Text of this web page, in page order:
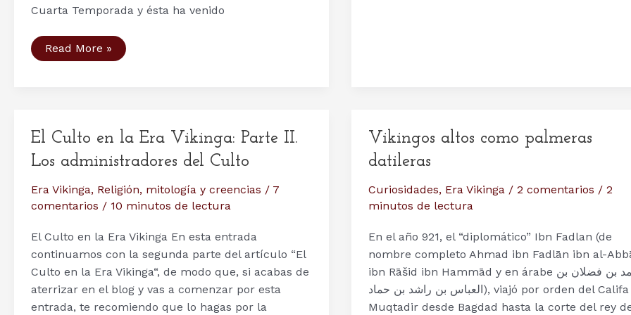
Cuarta Temporada y ésta ha venido
Radio
y
realidad
Read More »
El Culto en la Era Vikinga: Parte II.
Los administradores del Culto
Era Vikinga, Religión, mitología y creencias / 7
comentarios / 10 minutos de lectura
El Culto en la Era Vikinga En esta entrada
continuamos con la segunda parte del artículo “El
Culto en la Era Vikinga“, de modo que, si acabas de
aterrizar en el blog y vas a comenzar por esta
entrada, te recomiendo que lo hagas por la
Vikingos altos como palmeras
datileras
Curiosidades, Era Vikinga/ 2 comentarios / 2
minutos de lectura
En el año 921, el “diplomático” Ibn Fadlan (de
nombre completo Ahmad ibn Fadlān ibn al-
ibn Rāšid ibn Hammād y en árabe أحمد بن فضلان بن
العباس بن راشد بن حماد), viajó por orden del Califa Al
Muqtadir desde Bagdad hasta la corte del rey